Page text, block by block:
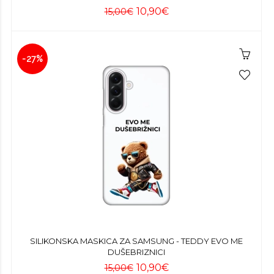
15,00€ 10,90€
-27%
SILIKONSKA MASKICA ZA SAMSUNG - TEDDY EVO ME
DUŠEBRIZNICI
15,00€ 10,90€